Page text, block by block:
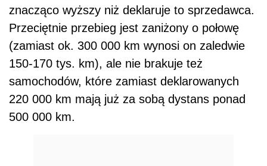
znacząco wyższy niż deklaruje to sprzedawca.
Przeciętnie przebieg jest zaniżony o połowę
(zamiast ok. 300 000 km wynosi on zaledwie
150-170 tys. km), ale nie brakuje też
samochodów, które zamiast deklarowanych
220 000 km mają już za sobą dystans ponad
500 000 km.